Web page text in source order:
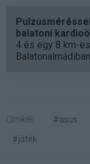
balatoni
4 és egy 8 km-
Címkék: #asus
#játék